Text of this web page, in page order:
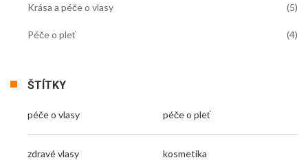
Krása a péče o vlasy (5)
Péče o pleť (4)
ŠTÍTKY
péče o vlasy péče o pleť
zdravé vlasy kosmetika